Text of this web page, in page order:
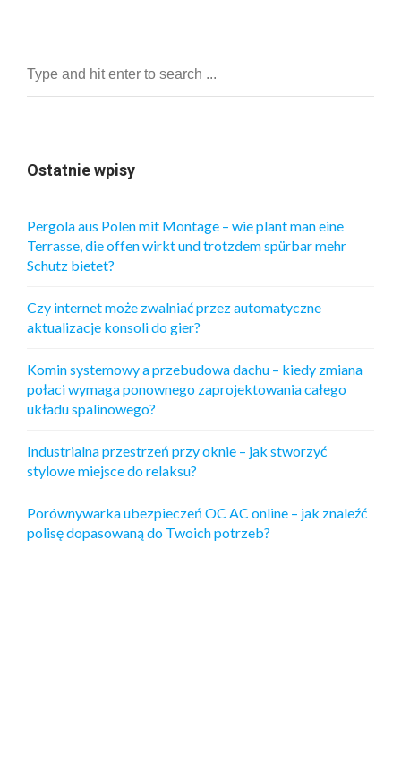
Ostatnie wpisy
Pergola aus Polen mit Montage – wie plant man eine
Terrasse, die offen wirkt und trotzdem spürbar mehr
Schutz bietet?
Czy internet może zwalniać przez automatyczne
aktualizacje konsoli do gier?
Komin systemowy a przebudowa dachu – kiedy zmiana
połaci wymaga ponownego zaprojektowania całego
układu spalinowego?
Industrialna przestrzeń przy oknie – jak stworzyć
stylowe miejsce do relaksu?
Porównywarka ubezpieczeń OC AC online – jak znaleźć
polisę dopasowaną do Twoich potrzeb?